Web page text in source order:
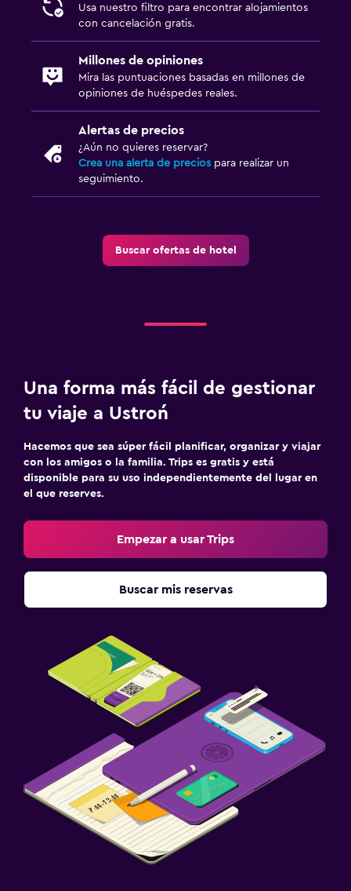
Usa nuestro filtro para encontrar alojamientos
con cancelación gratis.
Millones de opiniones
Mira las puntuaciones basadas en millones de
opiniones de huéspedes reales.
Alertas de precios
¿Aún no quieres reservar?
Crea una alerta de precios para realizar un
seguimiento.
Buscar ofertas de hotel
Una forma más fácil de gestionar
tu viaje a Ustroń
Hacemos que sea súper fácil planificar, organizar y viajar
con los amigos o la familia. Trips es gratis y está
disponible para su uso independientemente del lugar en
el que reserves.
Empezar a usar Trips
Buscar mis reservas